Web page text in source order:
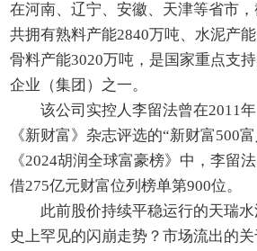
在河南、辽宁、安徽、天津等省市
共拥有熟料产能2840万吨、水泥产
骨料产能3020万吨，是国家重点支
企业（集团）之一。
该公司实控人李留法曾在2011
《新财富》杂志评选的“新财富500
《2024胡润全球富豪榜》中，李留
借275亿元财富位列榜单第900位。
此前股价持续平稳运行的天瑞
史上罕见的闪崩走势？市场流出的